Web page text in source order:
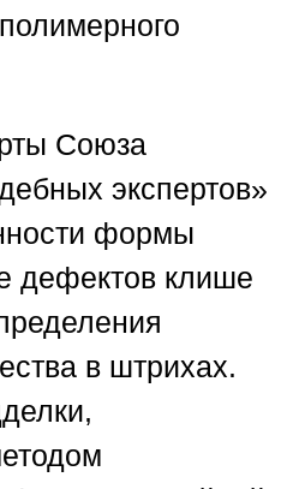
Союза
экспертов»
формы
дефектов клише
в штрихах.